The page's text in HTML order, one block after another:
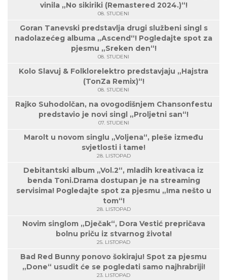
vinila „No sikiriki (Remastered 2024.)“!
08. STUDENI
Goran Tanevski predstavlja drugi službeni singl s
nadolazećeg albuma „Ascend“! Pogledajte spot za
pjesmu „Sreken den“!
08. STUDENI
Kolo Slavuj & Folklorelektro predstavjaju „Hajstra
(TonZa Remix)“!
08. STUDENI
Rajko Suhodolčan, na ovogodišnjem Chansonfestu
predstavio je novi singl „Proljetni san“!
07. STUDENI
Marolt u novom singlu „Voljena“, pleše između
svjetlosti i tame!
28. LISTOPAD
Debitantski album „Vol.2“, mladih kreativaca iz
benda Toni.Drama dostupan je na streaming
servisima! Pogledajte spot za pjesmu „Ima nešto u
tom“!
28. LISTOPAD
Novim singlom „Dječak“, Dora Vestić prepričava
bolnu priču iz stvarnog života!
25. LISTOPAD
Bad Red Bunny ponovo šokiraju! Spot za pjesmu
„Done“ usudit će se pogledati samo najhrabriji!
23. LISTOPAD